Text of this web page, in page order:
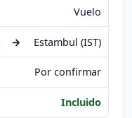
Vuelo
→ Estambul (IST)
Por confirmar
Incluido